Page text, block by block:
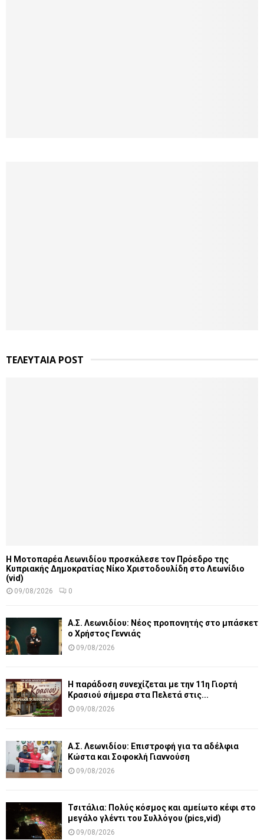
ΤΕΛΕΥΤΑΙΑ POST
Η Μοτοπαρέα Λεωνιδίου προσκάλεσε τον Πρόεδρο της
Κυπριακής Δημοκρατίας Νίκο Χριστοδουλίδη στο Λεωνίδιο
(vid)
09/08/2026 0
Α.Σ. Λεωνιδίου: Νέος προπονητής στο μπάσκετ
ο Χρήστος Γεννιάς
09/08/2026
Η παράδοση συνεχίζεται με την 11η Γιορτή
Κρασιού σήμερα στα Πελετά στις...
09/08/2026
Α.Σ. Λεωνιδίου: Επιστροφή για τα αδέλφια
Κώστα και Σοφοκλή Γιαννούση
09/08/2026
Τσιτάλια: Πολύς κόσμος και αμείωτο κέφι στο
μεγάλο γλέντι του Συλλόγου (pics,vid)
09/08/2026